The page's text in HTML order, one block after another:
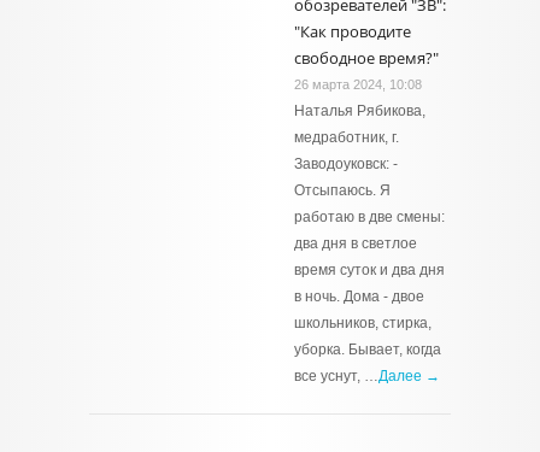
обозревателей "ЗВ":
"Как проводите
свободное время?"
26 марта 2024, 10:08
Наталья Рябикова,
медработник, г.
Заводоуковск: -
Отсыпаюсь. Я
работаю в две смены:
два дня в светлое
время суток и два дня
в ночь. Дома - двое
школьников, стирка,
уборка. Бывает, когда
все уснут, …Далее →